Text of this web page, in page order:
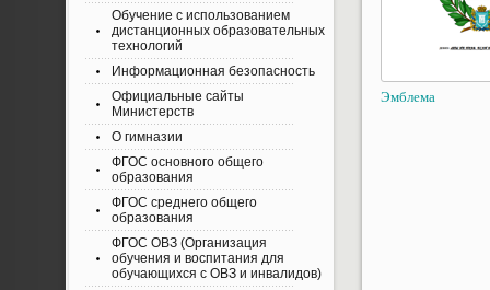
Эмблема
Обучение с использованием
дистанционных образовательных
технологий
Информационная безопасность
Официальные сайты
Министерств
О гимназии
ФГОС основного общего
образования
ФГОС среднего общего
образования
ФГОС ОВЗ (Организация
обучения и воспитания для
обучающихся с ОВЗ и инвалидов)